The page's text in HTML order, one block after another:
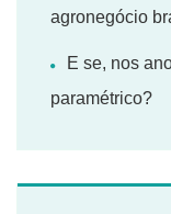
agronegócio
E se, nos
paramétrico?